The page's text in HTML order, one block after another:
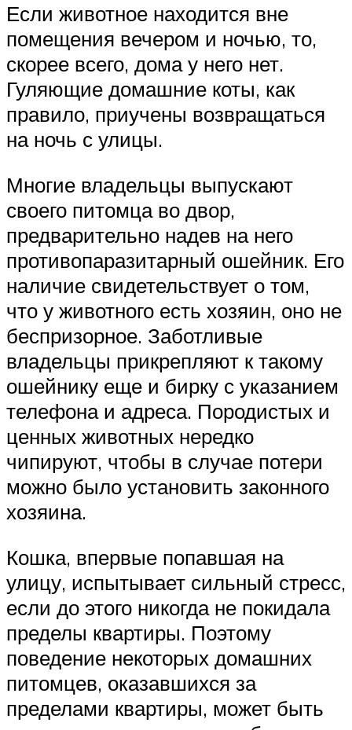
Если животное находится вне
помещения вечером и ночью, то,
скорее всего, дома у него нет.
Гуляющие домашние коты, как
правило, приучены возвращаться
на ночь с улицы.
Многие владельцы выпускают
своего питомца во двор,
предварительно надев на него
противопаразитарный ошейник. Его
наличие свидетельствует о том,
что у животного есть хозяин, оно не
беспризорное. Заботливые
владельцы прикрепляют к такому
ошейнику еще и бирку с указанием
телефона и адреса. Породистых и
ценных животных нередко
чипируют, чтобы в случае потери
можно было установить законного
хозяина.
Кошка, впервые попавшая на
улицу, испытывает сильный стресс,
если до этого никогда не покидала
пределы квартиры. Поэтому
поведение некоторых домашних
питомцев, оказавшихся за
пределами квартиры, может быть